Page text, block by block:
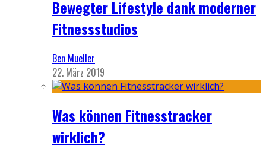
Bewegter Lifestyle dank moderner
Fitnessstudios
Ben Mueller
22. März 2019
Was können Fitnesstracker
wirklich?